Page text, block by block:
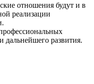
отношения будут и в
реализации
дальнейшего развития.